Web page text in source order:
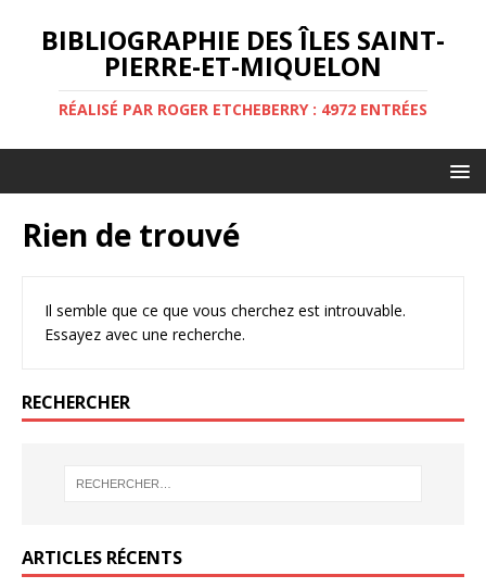
BIBLIOGRAPHIE DES ÎLES SAINT-
PIERRE-ET-MIQUELON
RÉALISÉ PAR ROGER ETCHEBERRY : 4972 ENTRÉES
Rien de trouvé
Il semble que ce que vous cherchez est introuvable.
Essayez avec une recherche.
RECHERCHER
ARTICLES RÉCENTS